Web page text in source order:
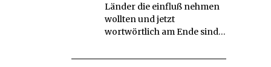
Länder die einfluß nehmen
wollten und jetzt
wortwörtlich am Ende sind…